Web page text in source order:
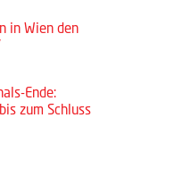
in Wien den
Ende:
zum Schluss